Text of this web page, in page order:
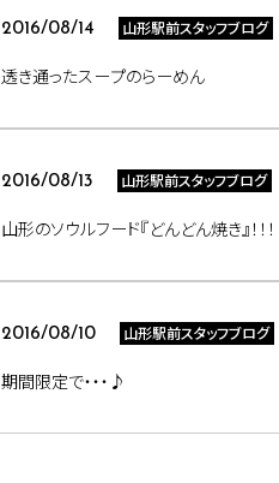
2016/08/14 山形駅前スタッフブログ
透き通ったスープのらーめん
2016/08/13 山形駅前スタッフブログ
山形のソウルフード『どんどん焼き』！！！
2016/08/10 山形駅前スタッフブログ
期間限定で・・・♪